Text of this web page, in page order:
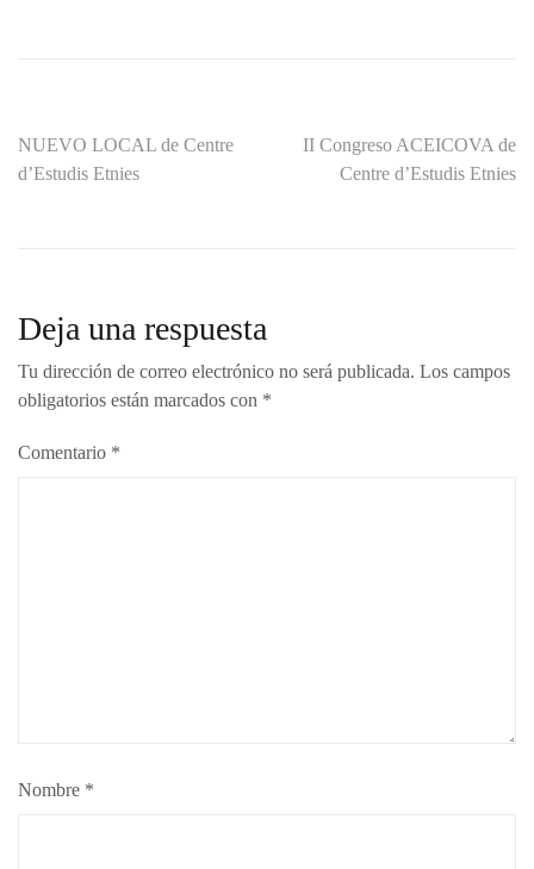
Navegación
NUEVO LOCAL de Centre
d’Estudis Etnies
II Congreso ACEICOVA de
Centre d’Estudis Etnies
Deja una respuesta
Tu dirección de correo electrónico no será publicada. Los campos
obligatorios están marcados con *
Comentario *
Nombre *